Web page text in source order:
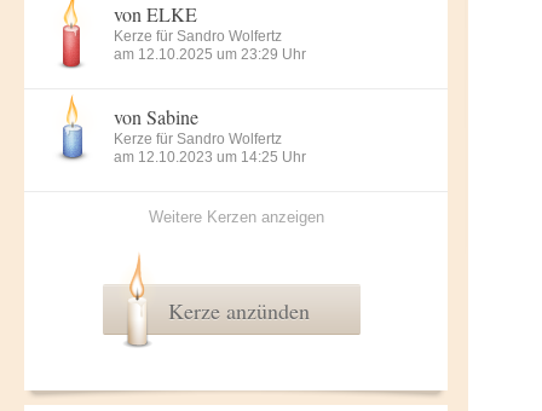
von ELKE
Kerze für Sandro Wolfertz
am 12.10.2025 um 23:29 Uhr
von Sabine
Kerze für Sandro Wolfertz
am 12.10.2023 um 14:25 Uhr
Weitere Kerzen anzeigen
Kerze anzünden